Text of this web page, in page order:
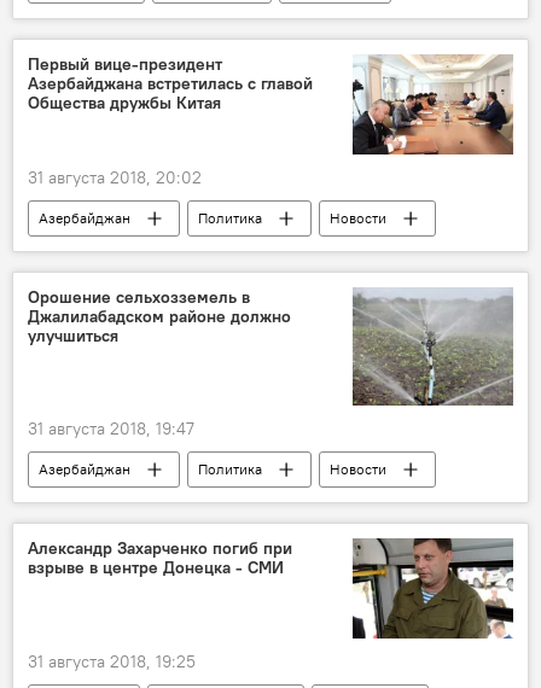
Азербайджан
Россия
Иосиф Кобзон
Фархад Бадалбейли
Первый вице-президент
Азербайджана встретилась с главой
Общества дружбы Китая
31 августа 2018, 20:02
Азербайджан Политика
Новости
Новости мира
Орошение сельхозземель в
Джалилабадском районе должно
улучшиться
31 августа 2018, 19:47
Азербайджан Политика
Новости
Экономика
Джалилабадский район
Орошение
земли район
Александр Захарченко погиб при
взрыве в центре Донецка - СМИ
31 августа 2018, 19:25